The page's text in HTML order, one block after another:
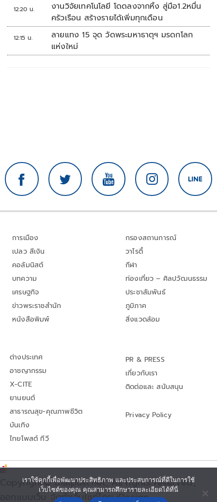
12:20 น.
งานวิจัยเทคโนโลยี โดดลงจากหิ้ง สู่มือ1.2หมื่น
ครัวเรือน สร้างรายได้เพิ่มทุกเดือน
12:15 น.
ลายแทง 15 จุด วัดพระมหาธาตุฯ มรดกโลก
แห่งใหม่
การเมือง
เปลว สีเงิน
คอลัมนิสต์
บทความ
เศรษฐกิจ
ข่าวพระราชสำนัก
หนังสือพิมพ์
กรองสถานการณ์
วาไรตี้
กีฬา
ท่องเที่ยว – ศิลปวัฒนธรรม
ประชาสัมพันธ์
ภูมิภาค
สิ่งแวดล้อม
ต่างประเทศ
อาชญากรรม
X-CITE
ยานยนต์
สาธารณสุข-คุณภาพชีวิต
บันเทิง
ไทยโพสต์ ทีวี
PR & PRESS
เกี่ยวกับเรา
ติดต่อและ สนับสนุน
Privacy Policy
Copyright© thaipost.net, All rights reserved.,
ออกแบบเว็บ จัดทำเว็บไซต์โดย iDesign
เราใช้คุกกี้เพื่อพัฒนาประสิทธิภาพ และประสบการณ์ที่ดีในการใช้
เว็บไซต์ของคุณ คุณสามารถศึกษารายละเอียดได้ที่นี่